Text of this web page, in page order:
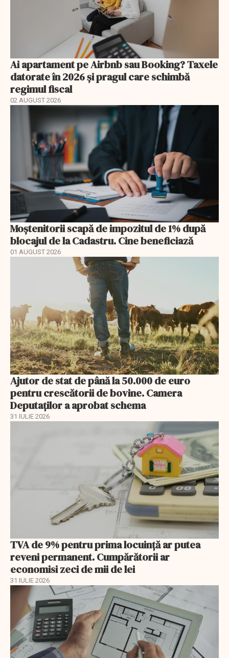
Ai apartament pe Airbnb sau Booking? Taxele
datorate în 2026 și pragul care schimbă
regimul fiscal
02 AUGUST 2026
Moștenitorii scapă de impozitul de 1% după
blocajul de la Cadastru. Cine beneficiază
01 AUGUST 2026
Ajutor de stat de până la 50.000 de euro
pentru crescătorii de bovine. Camera
Deputaților a aprobat schema
31 IULIE 2026
TVA de 9% pentru prima locuință ar putea
reveni permanent. Cumpărătorii ar
economisi zeci de mii de lei
31 IULIE 2026